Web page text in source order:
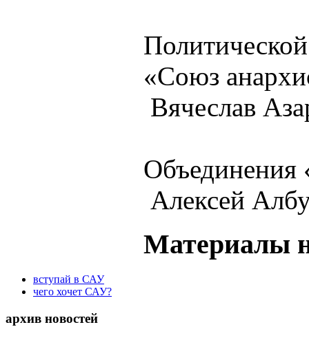
«Союз
Вячеслав
Алексей
Материалы
вступай в САУ
чего хочет САУ?
архив новостей